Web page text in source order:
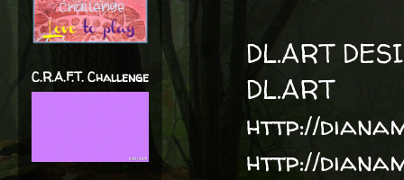
DL.ART
DL.ART
http://
http://
C.R.A.F.T. Challenge